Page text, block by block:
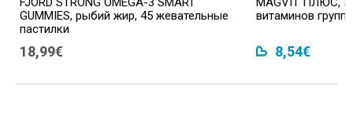
GUMMIES, рыбий жир, 45 жевательные
пастилки
18,99€
витаминов
8,54€